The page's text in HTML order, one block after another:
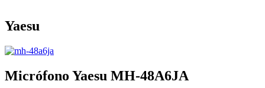
Yaesu
Micrófono Yaesu MH-48A6JA